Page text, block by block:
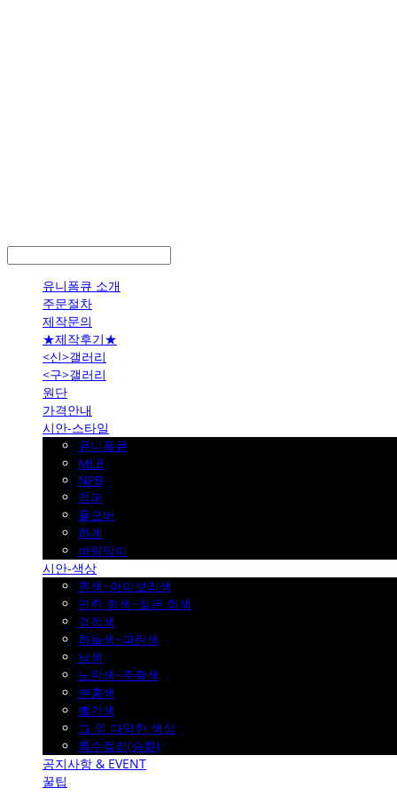
유니폼큐 소개
주문절차
제작문의
★제작후기★
<신>갤러리
<구>갤러리
원단
가격안내
시안-스타일
유니폼큐
MLB
NPB
점퍼
풀오버
하계
바람막이
시안-색상
흰색~아이보리색
연한 회색~짙은 회색
검정색
하늘색~파란색
남색
노란색~주황색
분홍색
빨간색
그 외 다양한 색상
특수컬러(승화)
공지사항 & EVENT
꿀팁